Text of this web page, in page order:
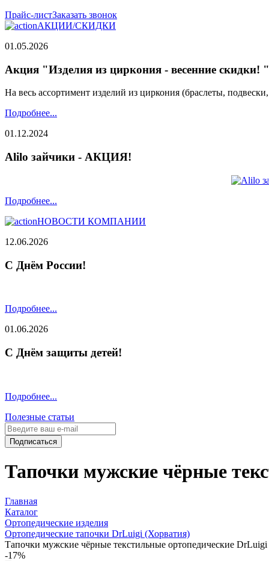
Прайс-листЗаказать звонок
АКЦИИ/СКИДКИ
01.05.2026
Акция "Изделия из циркония - весенние скидки! "
На весь ассортимент изделий из циркония (браслеты,
Подробнее...
01.12.2024
Alilo зайчики - АКЦИЯ!
Подробнее...
НОВОСТИ КОМПАНИИ
12.06.2026
С Днём России!
Подробнее...
01.06.2026
С Днём защиты детей!
Подробнее...
Полезные статьи
Подписаться
Тапочки мужские чёрные
Главная
Каталог
Ортопедические изделия
Ортопедические тапочки DrLuigi (Хорватия)
Тапочки мужские чёрные текстильные ортопедические DrLuigi
-17%